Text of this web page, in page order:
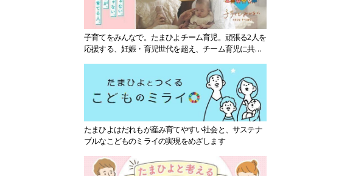
子育てをみんなで。たまひよチーム育児。頑張る2人を
応援する、妊娠・育児世代を超え、チーム育児に共感
たまひよはだれもが産み育てやすい社会と、サステナ
ブルなこどものミライの実現をめざします